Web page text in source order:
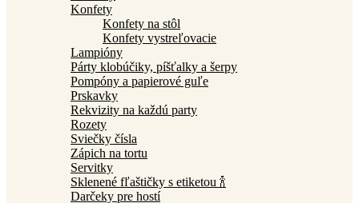
Konfety
Konfety na stôl
Konfety vystreľovacie
Lampióny
Párty klobúčiky, píšťalky a šerpy
Pompóny a papierové guľe
Prskavky
Rekvizity na každú party
Rozety
Sviečky čísla
Zápich na tortu
Servitky
Sklenené fľaštičky s etiketou 🍾
Darčeky pre hostí